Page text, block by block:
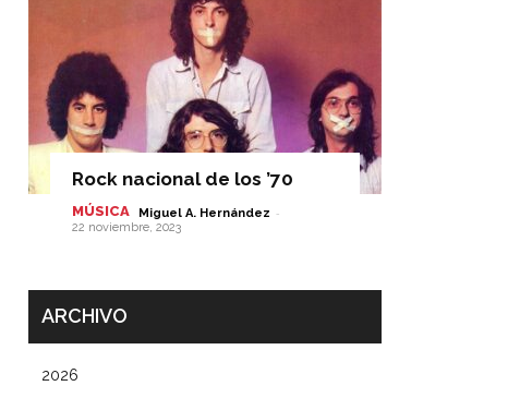
Rock nacional de los ’70
MÚSICA Miguel A. Hernández -
22 noviembre, 2023
ARCHIVO
2026